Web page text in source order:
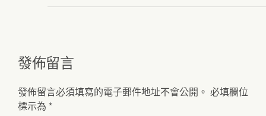
發佈留言
發佈留言必須填寫的電子郵件地址不會公開。 必填欄位
標示為 *